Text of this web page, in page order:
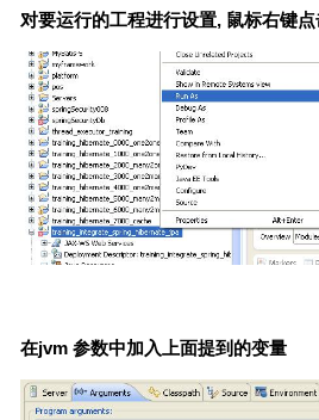
对要运行的工程进行设置, 鼠标右键
在jvm 参数中加入上面提到的变量